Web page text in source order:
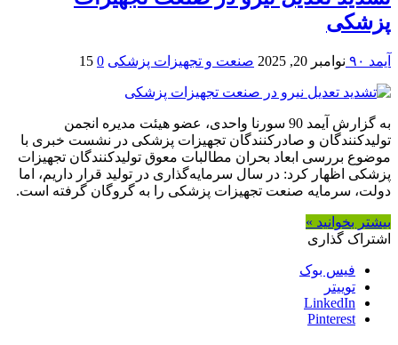
پزشکی
آیمد ۹۰ نوامبر 20, 2025 صنعت و تجهیزات پزشکی 0
15
به گزارش آیمد 90 سورنا واحدی، عضو هیئت مدیره انجمن
تولیدکنندگان و صادرکنندگان تجهیزات پزشکی در نشست خبری با
موضوع بررسی ابعاد بحران مطالبات معوق تولیدکنندگان تجهیزات
پزشکی اظهار کرد: در سال سرمایه‌گذاری در تولید قرار داریم، اما
دولت، سرمایه صنعت تجهیزات پزشکی را به گروگان گرفته است.
بیشتر بخوانید »
اشتراک گذاری
فیس بوک
توییتر
LinkedIn
Pinterest